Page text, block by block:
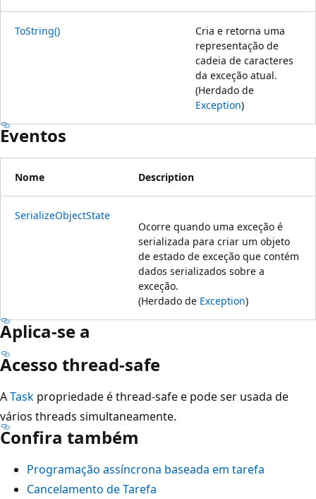
ToString()
Cria e retorna uma
representação de
cadeia de caracteres
da exceção atual.
(Herdado de
Exception)
Eventos
Nome Description
SerializeObjectState
Ocorre quando uma exceção é
serializada para criar um objeto
de estado de exceção que contém
dados serializados sobre a
exceção.
(Herdado de Exception)
Aplica-se a
Acesso thread-safe
ATask propriedade é thread-safe e pode ser usada de
vários threads simultaneamente.
Confira também
Programação assíncrona baseada em tarefa
Cancelamento de Tarefa